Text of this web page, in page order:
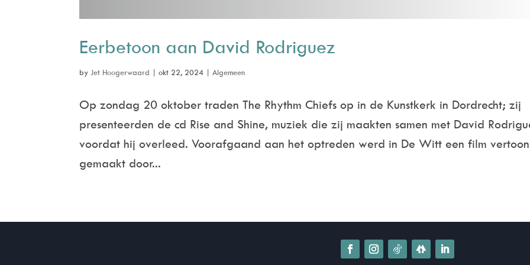
Eerbetoon aan David Rodriguez
by Jet Hoogerwaard |okt 22, 2024 |Algemeen
Op zondag 20 oktober traden The Rhythm Chiefs op in de Kunstkerk in Dordrecht; zij
presenteerden de cd Rise and Shine, muziek die zij maakten samen met David
voordat hij overleed. Voorafgaand aan het optreden werd in De Witt een film
gemaakt door...